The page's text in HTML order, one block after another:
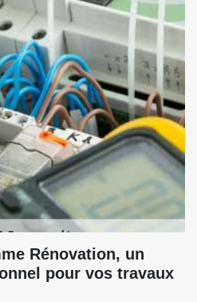
Rénovation, un
pour vos travaux